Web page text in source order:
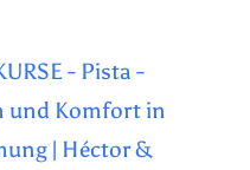
- Pista -
und Komfort in
| Héctor &